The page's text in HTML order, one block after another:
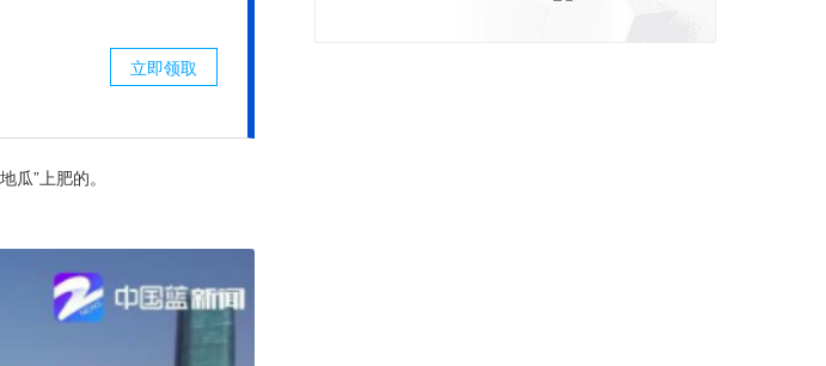
立即领取
”上肥的。